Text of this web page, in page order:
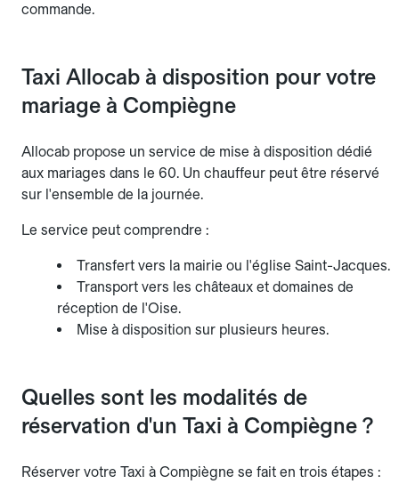
commande.
Taxi Allocab à disposition pour votre
mariage à Compiègne
Allocab propose un service de mise à disposition dédié
aux mariages dans le 60. Un chauffeur peut être réservé
sur l'ensemble de la journée.
Le service peut comprendre :
Transfert vers la mairie ou l'église Saint-Jacques.
Transport vers les châteaux et domaines de
réception de l'Oise.
Mise à disposition sur plusieurs heures.
Quelles sont les modalités de
réservation d'un Taxi à Compiègne ?
Réserver votre Taxi à Compiègne se fait en trois étapes :